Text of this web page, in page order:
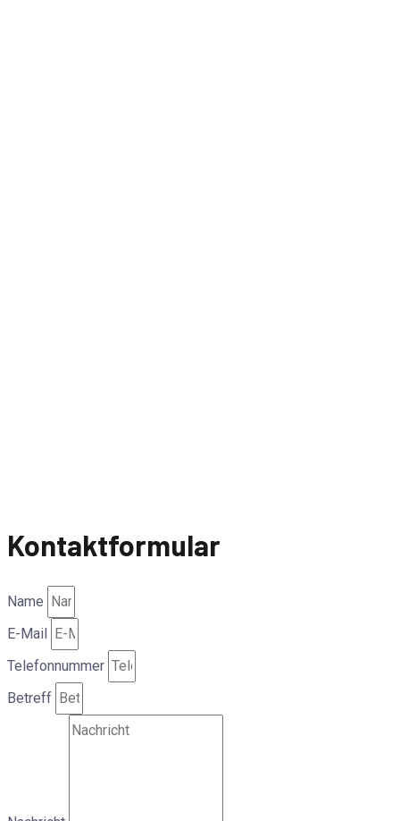
Kontaktformular
Name
E-Mail
Telefonnummer
Betreff